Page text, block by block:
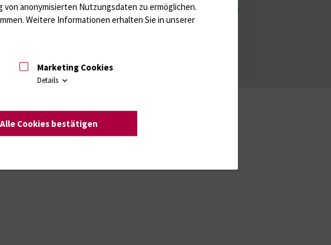
Datenschutzhinweise Barrierefreiheit
anonymisierten Nutzungsdaten zu ermöglichen.
Weitere Informationen erhalten Sie in unserer
Marketing Cookies
Details
Alle Cookies bestätigen